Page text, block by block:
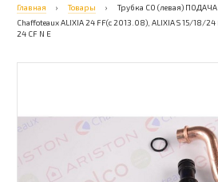
Главная › Товары ›
Трубка СО (левая) ПОДАЧА
Chaffoteaux ALIXIA 24 FF(с 2013.08), ALIXIA S 15/18/24
24 CF N E